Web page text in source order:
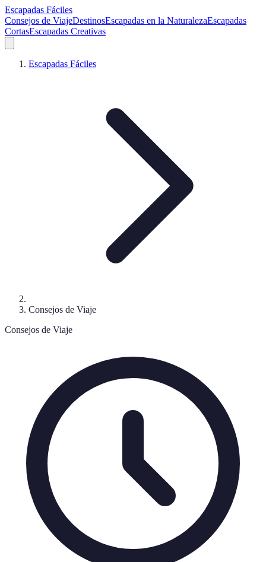
Escapadas Fáciles
Consejos de ViajeDestinosEscapadas en la NaturalezaEscapadas
CortasEscapadas Creativas
Escapadas Fáciles
Consejos de Viaje
Consejos de Viaje